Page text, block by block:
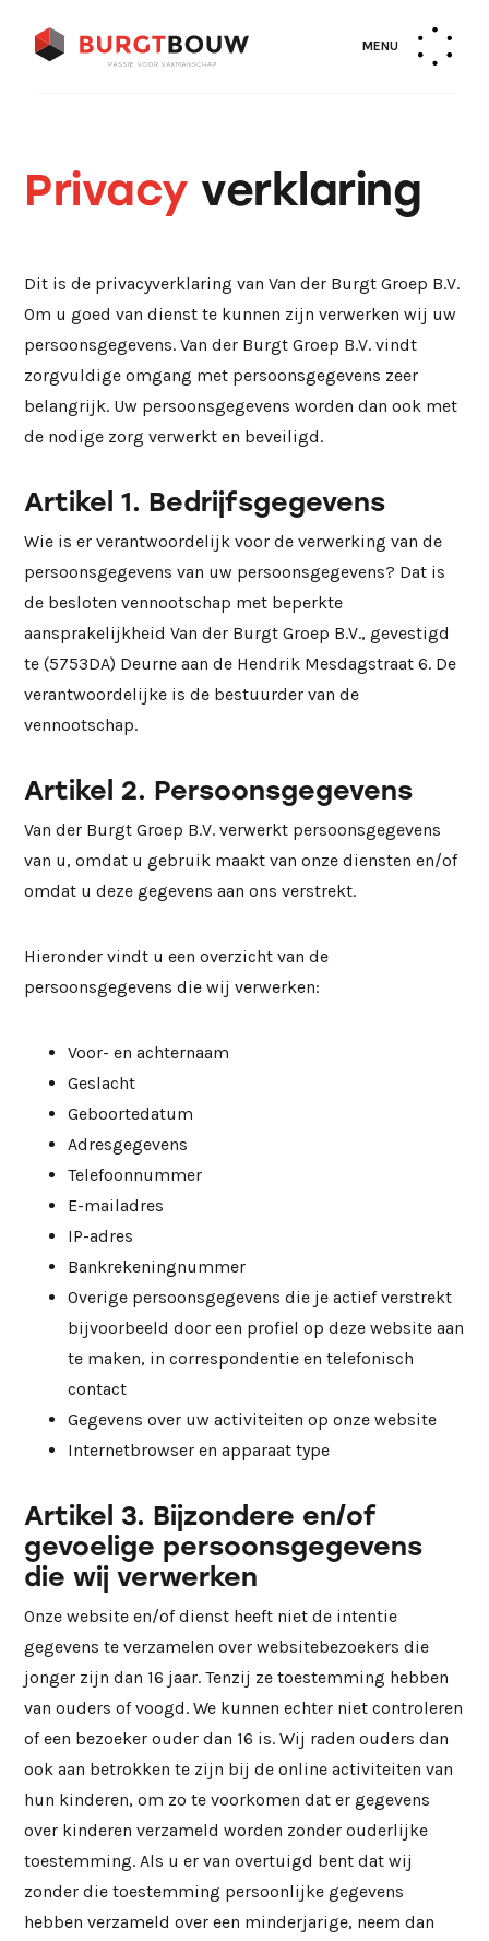
MENU
Privacy verklaring
Dit is de privacyverklaring van Van der Burgt Groep B.V.
Om u goed van dienst te kunnen zijn verwerken wij uw
persoonsgegevens. Van der Burgt Groep B.V. vindt
zorgvuldige omgang met persoonsgegevens zeer
belangrijk. Uw persoonsgegevens worden dan ook met
de nodige zorg verwerkt en beveiligd.
Artikel 1. Bedrijfsgegevens
Wie is er verantwoordelijk voor de verwerking van de
persoonsgegevens van uw persoonsgegevens? Dat is
de besloten vennootschap met beperkte
aansprakelijkheid Van der Burgt Groep B.V., gevestigd
te (5753DA) Deurne aan de Hendrik Mesdagstraat 6. De
verantwoordelijke is de bestuurder van de
vennootschap.
Artikel 2. Persoonsgegevens
Van der Burgt Groep B.V. verwerkt persoonsgegevens
van u, omdat u gebruik maakt van onze diensten en/of
omdat u deze gegevens aan ons verstrekt.
Hieronder vindt u een overzicht van de
persoonsgegevens die wij verwerken:
Voor- en achternaam
Geslacht
Geboortedatum
Adresgegevens
Telefoonnummer
E-mailadres
IP-adres
Bankrekeningnummer
Overige persoonsgegevens die je actief verstrekt
bijvoorbeeld door een profiel op deze website aan
te maken, in correspondentie en telefonisch
contact
Gegevens over uw activiteiten op onze website
Internetbrowser en apparaat type
Artikel 3. Bijzondere en/of
gevoelige persoonsgegevens
die wij verwerken
Onze website en/of dienst heeft niet de intentie
gegevens te verzamelen over websitebezoekers die
jonger zijn dan 16 jaar. Tenzij ze toestemming hebben
van ouders of voogd. We kunnen echter niet controleren
of een bezoeker ouder dan 16 is. Wij raden ouders dan
ook aan betrokken te zijn bij de online activiteiten van
hun kinderen, om zo te voorkomen dat er gegevens
over kinderen verzameld worden zonder ouderlijke
toestemming. Als u er van overtuigd bent dat wij
zonder die toestemming persoonlijke gegevens
hebben verzameld over een minderjarige, neem dan